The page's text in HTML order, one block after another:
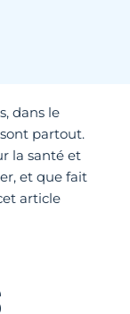
dans le
partout.
la santé et
et que fait
article